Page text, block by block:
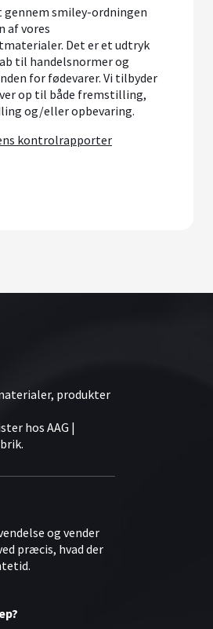
gennem smiley-ordningen
af vores
Det er et udtryk
til handelsnormer og
for fødevarer. Vi tilbyder
op til både fremstilling,
og/eller opbevaring.
kontrolrapporter
produkter
hos AAG |
og vender
præcis, hvad der